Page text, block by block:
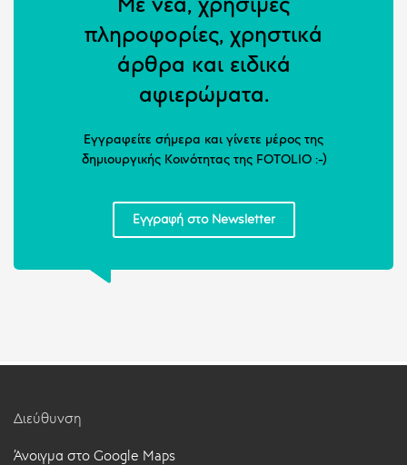
Με νέα, χρήσιμες
πληροφορίες, χρηστικά
άρθρα και ειδικά
αφιερώματα.
Εγγραφείτε σήμερα και γίνετε μέρος της
δημιουργικής Κοινότητας της FOTOLIO :-)
Εγγραφή στο Newsletter
Διεύθυνση
Άνοιγμα στο Google Maps